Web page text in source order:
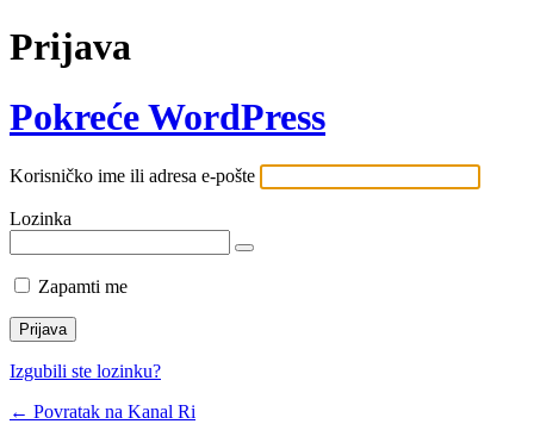
Prijava
Pokreće WordPress
Korisničko ime ili adresa e-pošte
Lozinka
Zapamti me
Izgubili ste lozinku?
← Povratak na Kanal Ri